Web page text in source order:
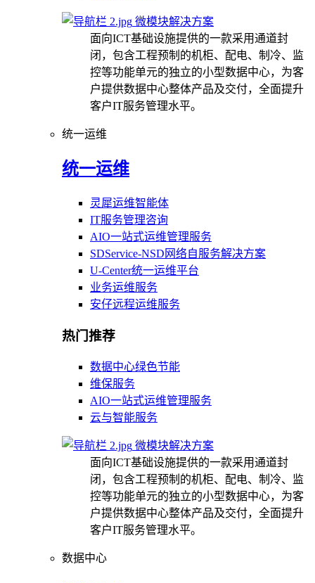
微模块解决方案
面向ICT基础设施提供的一款采用通道封
闭，包含工程预制的机柜、配电、制冷、监
控等功能单元的独立的小型数据中心，为客
户提供数据中心整体产品及交付，全面提升
客户IT服务管理水平。
统一运维
统一运维
灵犀运维智能体
IT服务管理咨询
AIO一站式运维管理服务
SDService-NSD网络自服务解决方案
U-Center统一运维平台
业务运维服务
安仔远程运维服务
热门推荐
数据中心绿色节能
维保服务
AIO一站式运维管理服务
云与智能服务
微模块解决方案
面向ICT基础设施提供的一款采用通道封
闭，包含工程预制的机柜、配电、制冷、监
控等功能单元的独立的小型数据中心，为客
户提供数据中心整体产品及交付，全面提升
客户IT服务管理水平。
数据中心